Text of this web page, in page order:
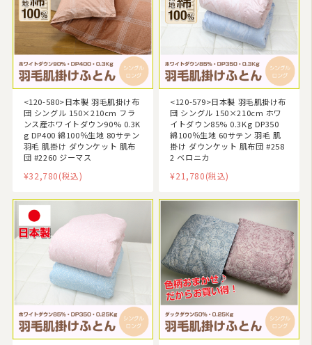
<120-580>日本製 羽毛肌掛け布
団 シングル 150×210cm フラ
ンス産ホワイトダウン90% 0.3K
g DP400 綿100％生地 80サテン
羽毛 肌掛け ダウンケット 肌布
団 #2260 ジーマス
¥32,780(税込)
<120-579>日本製 羽毛肌掛け布
団 シングル 150×210cm ホワ
イトダウン85% 0.3Kg DP350
綿100％生地 60サテン 羽毛 肌
掛け ダウンケット 肌布団 #258
2 ベロニカ
¥21,780(税込)